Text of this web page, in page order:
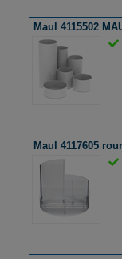
Maul 4115502
Maul 4117605